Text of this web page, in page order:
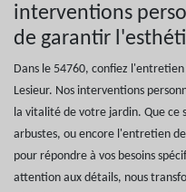
interventions
de garantir
Dans le 54760, confiez
Lesieur. Nos interventions
la vitalité de votre jardin. Que ce
arbustes, ou encore l'entretien
pour répondre à vos besoins
attention aux détails, nous